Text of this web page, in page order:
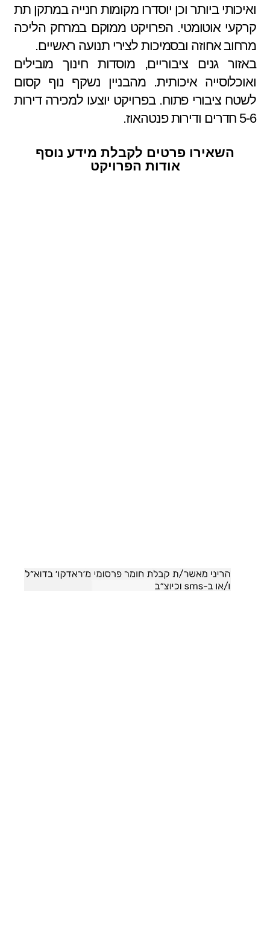
ואיכותי ביותר וכן יוסדרו מקומות חנייה במתקן תת
קרקעי אוטומטי. הפרויקט ממוקם במרחק הליכה
מרחוב אחוזה ובסמיכות לצירי תנועה ראשיים.
באזור גנים ציבוריים, מוסדות חינוך מובילים
ואוכלוסייה איכותית. מהבניין נשקף נוף קסום
לשטח ציבורי פתוח. בפרויקט יוצעו למכירה דירות
5-6 חדרים ודירות פנטהאוז.
השאירו פרטים לקבלת מידע נוסף
אודות הפרויקט